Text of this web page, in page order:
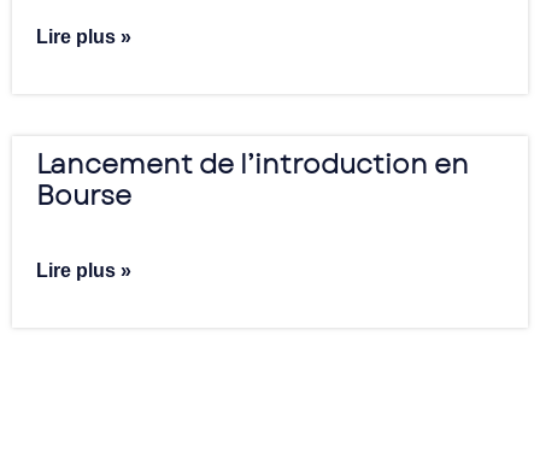
Lire plus »
Lancement de l’introduction en
Bourse
Lire plus »